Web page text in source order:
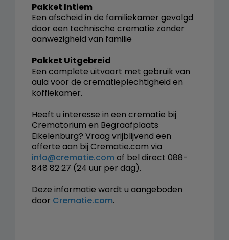
Pakket Intiem
Een afscheid in de familiekamer gevolgd
door een technische crematie zonder
aanwezigheid van familie
Pakket Uitgebreid
Een complete uitvaart met gebruik van
aula voor de crematieplechtigheid en
koffiekamer.
Heeft u interesse in een crematie bij
Crematorium en Begraafplaats
Eikelenburg? Vraag vrijblijvend een
offerte aan bij Crematie.com via
info@crematie.com of bel direct 088-
848 82 27 (24 uur per dag).
Deze informatie wordt u aangeboden
door Crematie.com.